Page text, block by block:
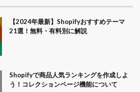
【2024年最新】Shopifyおすすめテーマ
21選！無料・有料別に解説
Shopifyで商品人気ランキングを作成しよ
う！コレクションページ機能について